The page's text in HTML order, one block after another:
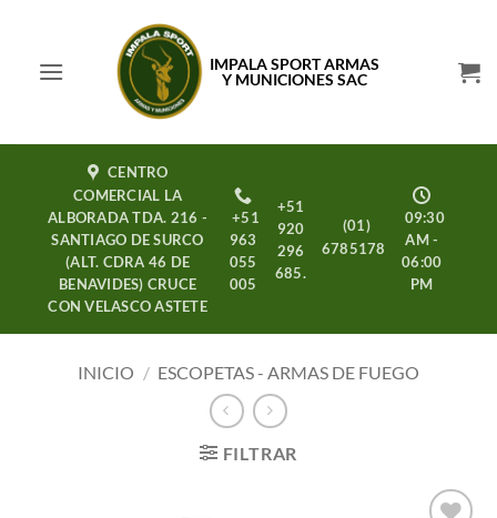
contenido
IMPALA SPORT ARMAS
Y MUNICIONES SAC
CENTRO
COMERCIAL LA
ALBORADA TDA. 216 -
SANTIAGO DE SURCO
(ALT. CDRA 46 DE
BENAVIDES) CRUCE
CON VELASCO ASTETE
09:30
AM -
06:00
PM
+51
963
055
005
+51
920
296
685.
(01)
6785178
INICIO / ESCOPETAS - ARMAS DE FUEGO
FILTRAR